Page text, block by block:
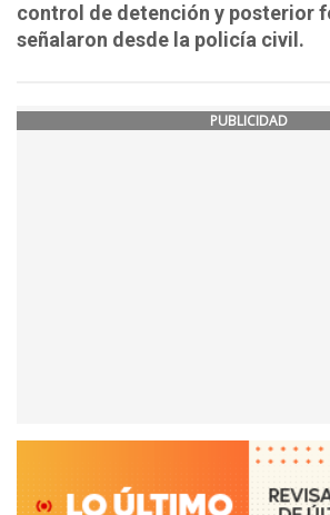
control de detención y posterior
señalaron desde la policía civil.
PUBLICIDAD